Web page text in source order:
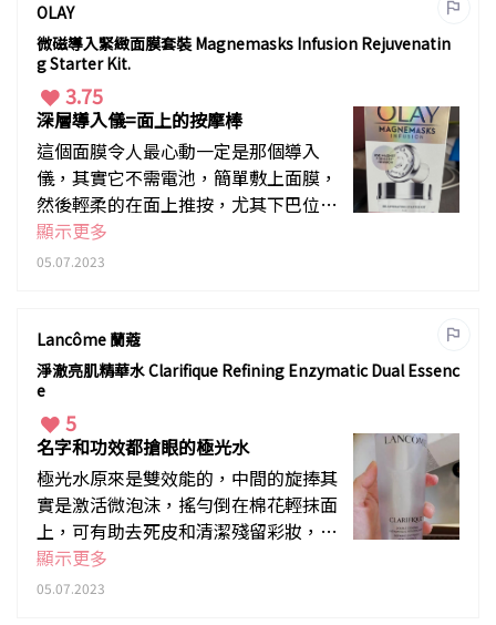
OLAY
微磁導入緊緻面膜套裝 Magnemasks Infusion Rejuvenatin
g Starter Kit.
3.75
深層導入儀=面上的按摩棒
這個面膜令人最心動一定是那個導入
儀，其實它不需電池，簡單敷上面膜，
然後輕柔的在面上推按，尤其下巴位置
沿上推按，可當成按摩棒用來按摩，作
為對面部一個提拉按摩也很有好處。
顯示更多
05.07.2023
Lancôme 蘭蔻
淨澈亮肌精華水 Clarifique Refining Enzymatic Dual Essenc
e
5
名字和功效都搶眼的極光水
極光水原來是雙效能的，中間的旋捧其
實是激活微泡沫，搖勻倒在棉花輕抹面
上，可有助去死皮和清潔殘留彩妝，清
潔後可再倒上手心輕拍臉龐，加強之後
的精華素導入，一瓶雙效，而且很適合
顯示更多
05.07.2023